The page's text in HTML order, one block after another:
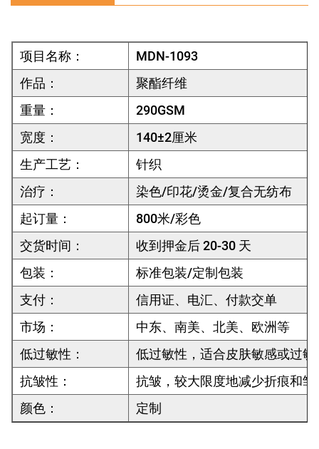
项目名称：
MDN-1093
作品：
聚酯纤维
重量：
290GSM
宽度：
140±2厘米
生产工艺：
针织
治疗：
染色/印花/烫金/复合无纺布
起订量：
800米/彩色
交货时间：
收到押金后 20-30 天
包装：
标准包装/定制包装
支付：
信用证、电汇、付款交单
市场：
中东、南美、北美、欧洲等
低过敏性：
低过敏性，适合皮肤敏感或过敏
抗皱性：
抗皱，较大限度地减少折痕和
颜色：
定制